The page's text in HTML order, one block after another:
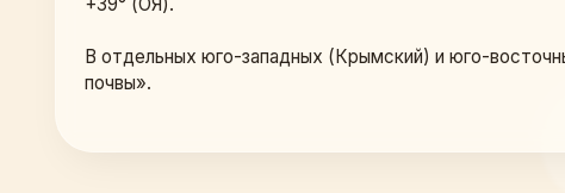
В отдельных юго-западных (Крымский) и юго-
почвы».